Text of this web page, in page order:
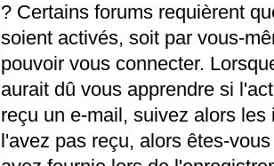
? Certains forums requièrent
soient activés, soit par vous-
pouvoir vous connecter.
aurait dû vous apprendre si
reçu un e-mail, suivez alors
l'avez pas reçu, alors êtes-